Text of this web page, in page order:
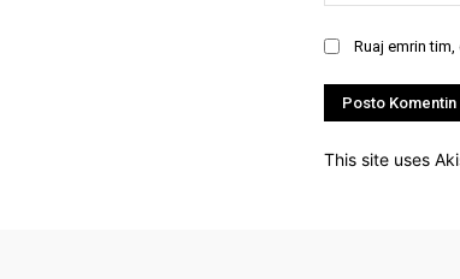
Ruaj emrin
This site uses